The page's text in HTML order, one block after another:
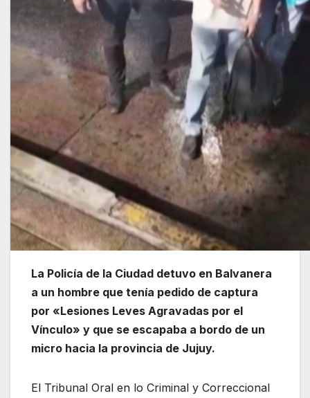
La Policía de la Ciudad detuvo en Balvanera
a un hombre que tenía pedido de captura
por «Lesiones Leves Agravadas por el
Vínculo» y que se escapaba a bordo de un
micro hacia la provincia de Jujuy.
El Tribunal Oral en lo Criminal y Correccional